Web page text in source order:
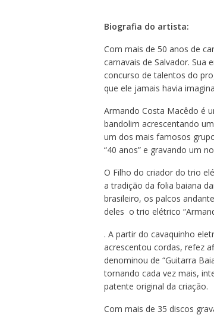
Biografia do artista:
Com mais de 50 anos de
carnavais de Salvador. Sua
concurso de talentos do
que ele jamais havia
Armando Costa Macêdo é
bandolim acrescentando
um dos mais famosos
“40 anos” e gravando um
O Filho do criador do trio
a tradição da folia baiana
brasileiro, os palcos
deles o trio elétrico
. A partir do cavaquinho
acrescentou cordas, refez
denominou de “Guitarra
tornando cada vez mais,
patente original da criação.
Com mais de 35 discos